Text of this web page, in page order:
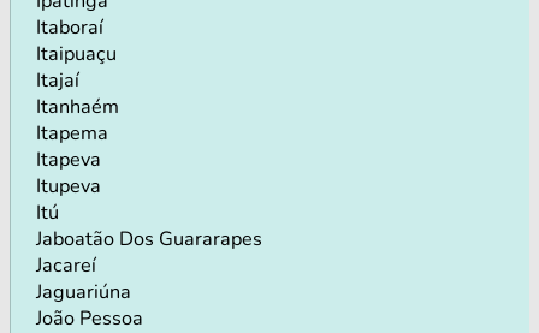
Itaboraí
Itaipuaçu
Itajaí
Itanhaém
Itapema
Itapeva
Itupeva
Itú
Jaboatão Dos Guararapes
Jacareí
Jaguariúna
João Pessoa